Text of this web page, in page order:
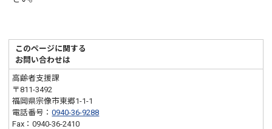
このページに関する
お問い合わせは
高齢者支援課
〒811-3492
福岡県宗像市東郷1-1-1
電話番号：0940-36-9288
Fax：0940-36-2410